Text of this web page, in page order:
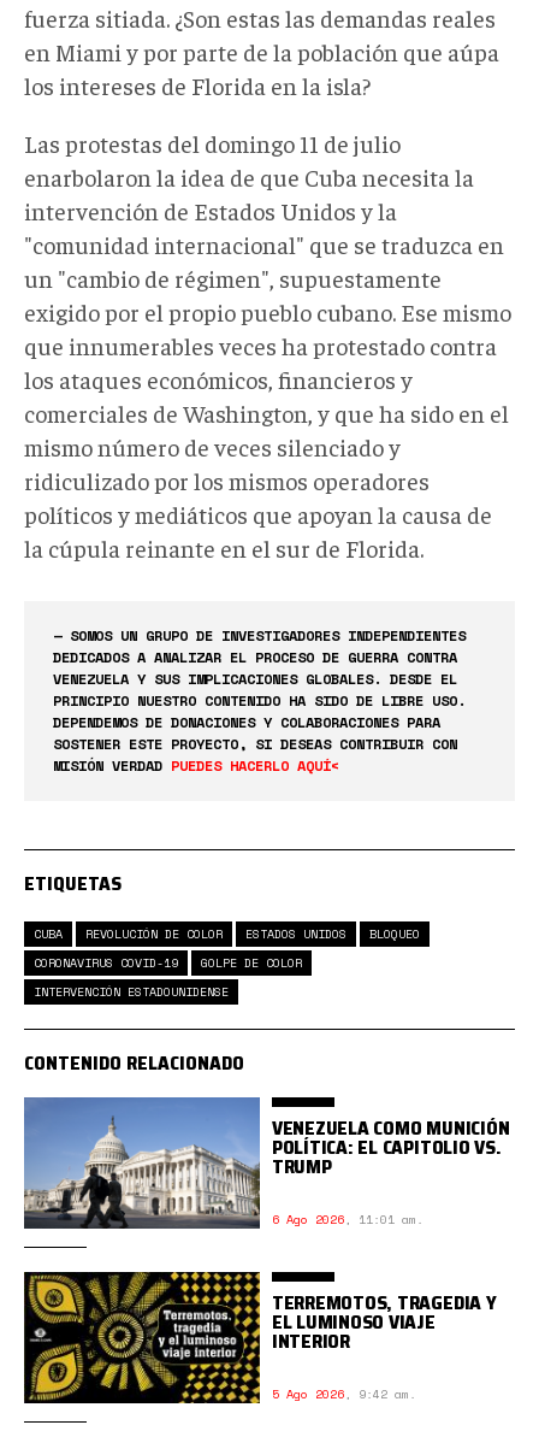
fuerza sitiada. ¿Son estas las demandas reales
en Miami y por parte de la población que aúpa
los intereses de Florida en la isla?
Las protestas del domingo 11 de julio
enarbolaron la idea de que Cuba necesita la
intervención de Estados Unidos y la
"comunidad internacional" que se traduzca en
un "cambio de régimen", supuestamente
exigido por el propio pueblo cubano. Ese mismo
que innumerables veces ha protestado contra
los ataques económicos, financieros y
comerciales de Washington, y que ha sido en el
mismo número de veces silenciado y
ridiculizado por los mismos operadores
políticos y mediáticos que apoyan la causa de
la cúpula reinante en el sur de Florida.
— SOMOS UN GRUPO DE INVESTIGADORES INDEPENDIENTES
DEDICADOS A ANALIZAR EL PROCESO DE GUERRA CONTRA
VENEZUELA Y SUS IMPLICACIONES GLOBALES. DESDE EL
PRINCIPIO NUESTRO CONTENIDO HA SIDO DE LIBRE USO.
DEPENDEMOS DE DONACIONES Y COLABORACIONES PARA
SOSTENER ESTE PROYECTO, SI DESEAS CONTRIBUIR CON
MISIÓN VERDAD PUEDES HACERLO AQUÍ<
ETIQUETAS
CUBA REVOLUCIÓN DE COLOR ESTADOS UNIDOS
BLOQUEO
CORONAVIRUS COVID-19
GOLPE DE COLOR
INTERVENCIÓN ESTADOUNIDENSE
CONTENIDO RELACIONADO
VENEZUELA COMO MUNICIÓN
POLÍTICA: EL CAPITOLIO VS.
TRUMP
6 Ago 2026, 11:01 am.
TERREMOTOS, TRAGEDIA Y
EL LUMINOSO VIAJE
INTERIOR
5 Ago 2026, 9:42 am.